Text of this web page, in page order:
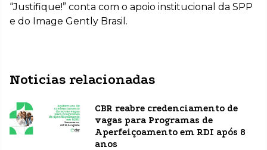
“Justifique!” conta com o apoio institucional da SPP
e do Image Gently Brasil.
Noticias relacionadas
CBR reabre credenciamento de
vagas para Programas de
Aperfeiçoamento em RDI após 8
anos